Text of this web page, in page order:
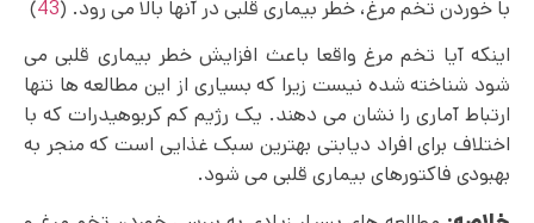
با خوردن تخم مرغ، خطر بیماری قلبی در آنها بالا می رود. (43
)
اینکه آیا تخم مرغ واقعا باعث افزایش خطر بیماری قلبی می
شود شناخته شده نیست زیرا که بسیاری از این مطالعه ها تنها
ارتباط آماری را نشان می دهند. یک رژیم کم کربوهیدرات که با
اختلاف برای افراد دیابتی بهترین سبک غذایی است که منجر به
بهبودی فاکتورهای بیماری قلبی می شود.